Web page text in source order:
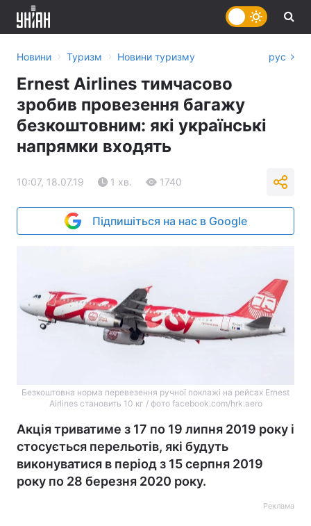
Новини › Туризм › Новини туризму рус
Ernest Airlines тимчасово
зробив провезення багажу
безкоштовним: які українські
напрямки входять
10:07, 18.07.19 1 хв. 1740
Підпишіться на нас в Google
Безкоштовна норма перевезення ручної поклажі на рейсах Ernest
Airlines становить 10 кг / фото facebook.com/hrk.aero
Акція триватиме з 17 по 19 липня 2019 року і
стосується перельотів, які будуть
виконуватися в період з 15 серпня 2019
року по 28 березня 2020 року.
Реклама